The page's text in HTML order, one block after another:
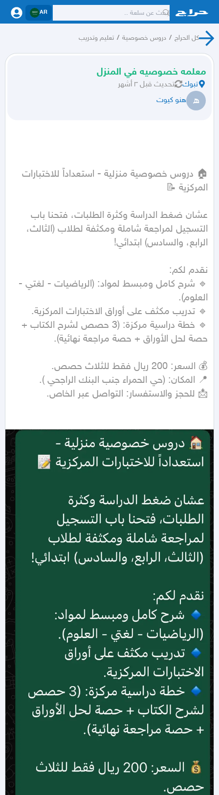
AR
كل الحراج / دروس خصوصية / تعليم وتدريب
معلمه خصوصيه في المنزل
تبوك تحديث قبل ٣ أشهر
ه هنو كيوت
📩 للحجز والاستفسار: التواصل عبر الخاص.